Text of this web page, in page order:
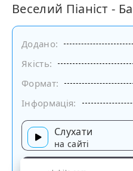
Веселий Піаніст -
Додано:
Якість:
Формат:
Інформація:
Слухати
на сайті